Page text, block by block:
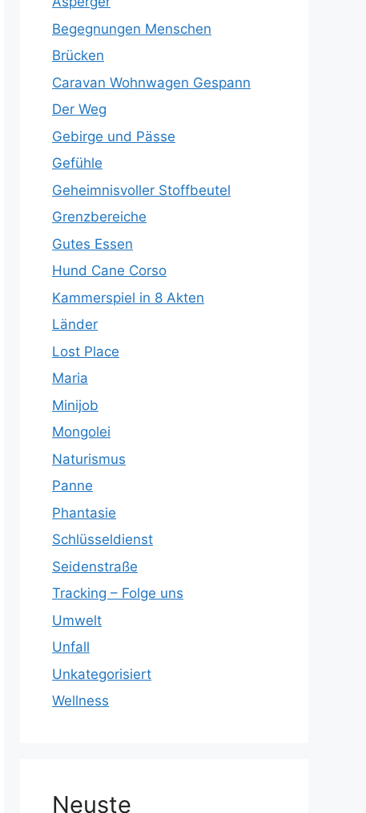
Begegnungen Menschen
Brücken
Caravan Wohnwagen Gespann
Der Weg
Gebirge und Pässe
Gefühle
Geheimnisvoller Stoffbeutel
Grenzbereiche
Gutes Essen
Hund Cane Corso
Kammerspiel in 8 Akten
Länder
Lost Place
Maria
Minijob
Mongolei
Naturismus
Panne
Phantasie
Schlüsseldienst
Seidenstraße
Tracking – Folge uns
Umwelt
Unfall
Unkategorisiert
Wellness
Neuste